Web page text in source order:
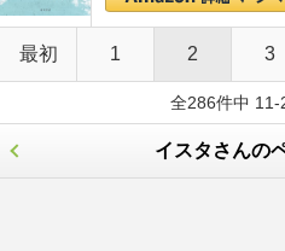
最初 1 2 3
全286件中 11-
イスタさんの